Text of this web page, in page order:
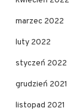
marzec 2022
luty 2022
styczeń 2022
grudzień 2021
listopad 2021